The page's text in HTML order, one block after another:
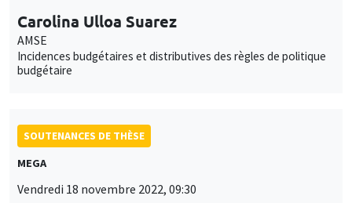
Carolina Ulloa Suarez
AMSE
Incidences budgétaires et distributives des règles de politique
budgétaire
SOUTENANCES DE THÈSE
MEGA
Vendredi 18 novembre 2022, 09:30